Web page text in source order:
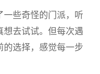
一些奇怪的门派，听
想去试试。但每次遇
的选择，感觉每一步